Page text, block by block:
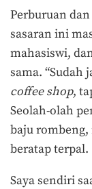
Perburuan
sasaran ini
mahasiswi,
sama. “Sudah
coffee shop,
Seolah-olah
baju
beratap terpal.
Saya sendiri